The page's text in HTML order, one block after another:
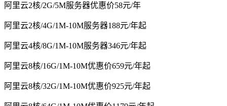
阿里云2核/2G/5M服务器优惠价58元/年
阿里云2核/4G/1M-10M服务器188元/年起
阿里云4核/8G/1M-10M服务器346元/年起
阿里云8核/16G/1M-10M优惠价659元/年起
阿里云8核/32G/1M-10M优惠价925元/年起